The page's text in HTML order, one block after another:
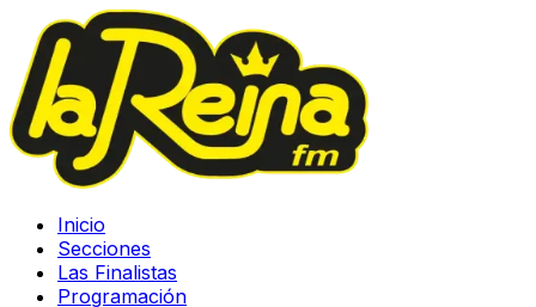
Inicio
Secciones
Las Finalistas
Programación